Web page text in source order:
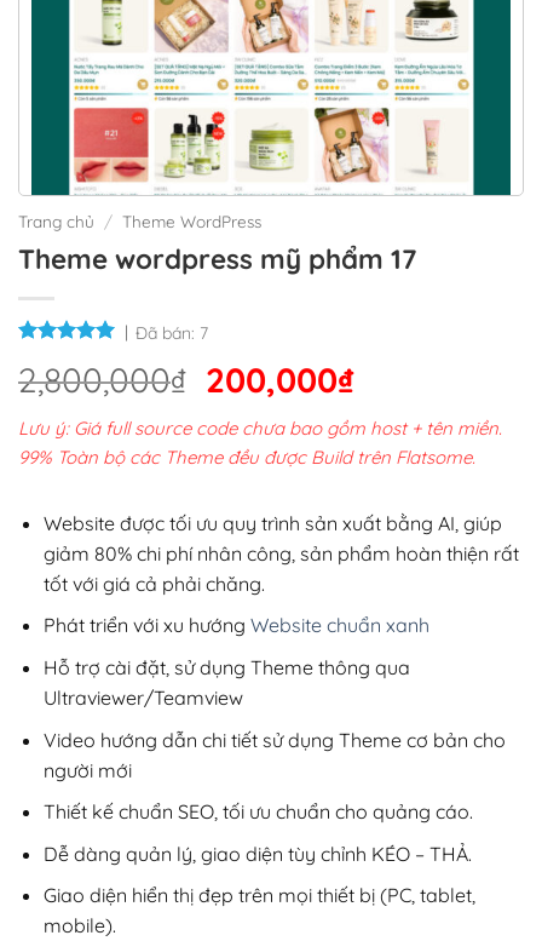
Trang chủ / Theme WordPress
Theme wordpress mỹ phẩm 17
Đã bán: 7
2,800,000₫ Giá
gốc
là:
2,800,000₫.
200,000₫Giá
hiện
tại
200,000₫.
Lưu ý: Giá full source code chưa bao gồm host + tên miền.
99% Toàn bộ các Theme đều được Build trên Flatsome.
Website được tối ưu quy trình sản xuất bằng AI, giúp
giảm 80% chi phí nhân công, sản phẩm hoàn thiện rất
tốt với giá cả phải chăng.
Phát triển với xu hướng Website chuẩn xanh
Hỗ trợ cài đặt, sử dụng Theme thông qua
Ultraviewer/Teamview
Video hướng dẫn chi tiết sử dụng Theme cơ bản cho
người mới
Thiết kế chuẩn SEO, tối ưu chuẩn cho quảng cáo.
Dễ dàng quản lý, giao diện tùy chỉnh KÉO – THẢ.
Giao diện hiển thị đẹp trên mọi thiết bị (PC, tablet,
mobile).